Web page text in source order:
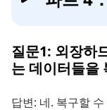
질문1: 외장하
는 데이터들을
답변: 네. 복구할